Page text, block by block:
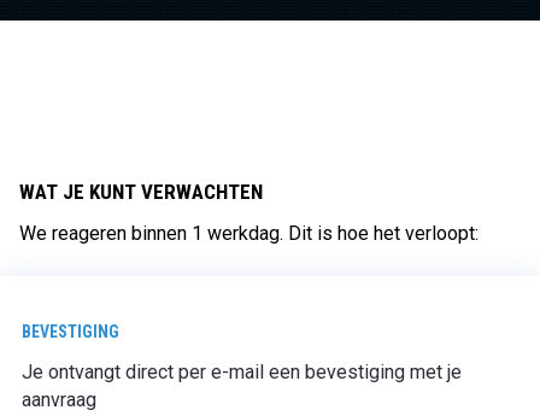
WAT JE KUNT VERWACHTEN
We reageren binnen 1 werkdag. Dit is hoe het verloopt:
BEVESTIGING
Je ontvangt direct per e-mail een bevestiging met je
aanvraag